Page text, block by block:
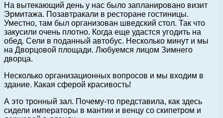
На вытекающий день у нас было запланировано визит
Эрмитажа. Позавтракали в ресторане гостиницы.
Уместно, там был организован шведский стол. Так что
закусили очень плотно. Когда еще удастся угодить на
обед. Сели в поданный автобус. Несколько минут и мы
на Дворцовой площади. Любуемся лицом Зимнего
дворца.
Несколько организационных вопросов и мы входим в
здание. Какая сферой красивость!
А это тронный зал. Почему-то представила, как здесь
сидели императоры в мантии и венцу со скипетром и